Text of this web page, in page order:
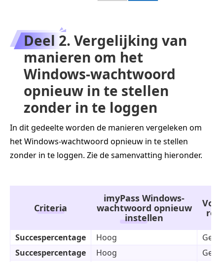
Deel 2. Vergelijking van
manieren om het
Windows-wachtwoord
opnieuw in te stellen
zonder in te loggen
In dit gedeelte worden de manieren vergeleken om
het Windows-wachtwoord opnieuw in te stellen
zonder in te loggen. Zie de samenvatting hieronder.
Criteria
imyPass Windows-
wachtwoord opnieuw
instellen
Succespercentage Hoog
Succespercentage
Hoog